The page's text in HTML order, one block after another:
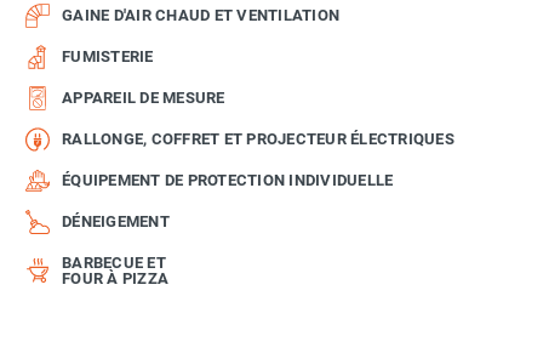
GAINE D'AIR CHAUD ET VENTILATION
FUMISTERIE
APPAREIL DE MESURE
RALLONGE, COFFRET ET PROJECTEUR ÉLECTRIQUES
ÉQUIPEMENT DE PROTECTION INDIVIDUELLE
DÉNEIGEMENT
BARBECUE ET
FOUR À PIZZA